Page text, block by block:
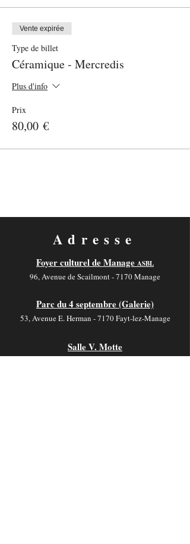
Vente expirée
Type de billet
Céramique - Mercredis
Plus d'info
Prix
80,00 €
Adresse
Foyer culturel de Manage ASBL
96, Avenue de Scailmont - 7170 Manage
Parc du 4 septembre (Galerie)
53, Avenue E. Herman - 7170 Fayt-lez-Manage
Salle V. Motte